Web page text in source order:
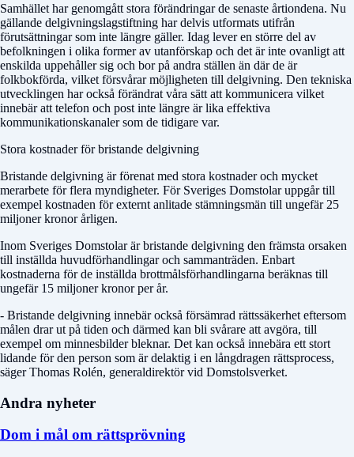
Samhället har genomgått stora förändringar de senaste årtiondena. Nu
gällande delgivningslagstiftning har delvis utformats utifrån
förutsättningar som inte längre gäller. Idag lever en större del av
befolkningen i olika former av utanförskap och det är inte ovanligt att
enskilda uppehåller sig och bor på andra ställen än där de är
folkbokförda, vilket försvårar möjligheten till delgivning. Den tekniska
utvecklingen har också förändrat våra sätt att kommunicera vilket
innebär att telefon och post inte längre är lika effektiva
kommunikationskanaler som de tidigare var.
Stora kostnader för bristande delgivning
Bristande delgivning är förenat med stora kostnader och mycket
merarbete för flera myndigheter. För Sveriges Domstolar uppgår till
exempel kostnaden för externt anlitade stämningsmän till ungefär 25
miljoner kronor årligen.
Inom Sveriges Domstolar är bristande delgivning den främsta orsaken
till inställda huvudförhandlingar och sammanträden. Enbart
kostnaderna för de inställda brottmålsförhandlingarna beräknas till
ungefär 15 miljoner kronor per år.
- Bristande delgivning innebär också försämrad rättssäkerhet eftersom
målen drar ut på tiden och därmed kan bli svårare att avgöra, till
exempel om minnesbilder bleknar. Det kan också innebära ett stort
lidande för den person som är delaktig i en långdragen rättsprocess,
säger Thomas Rolén, generaldirektör vid Domstolsverket.
Andra nyheter
Dom i mål om rättsprövning